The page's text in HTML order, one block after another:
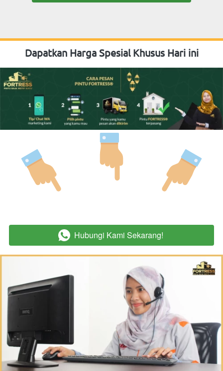
Dapatkan Harga Spesial Khusus Hari ini
` Hubungi Kami Sekarang!